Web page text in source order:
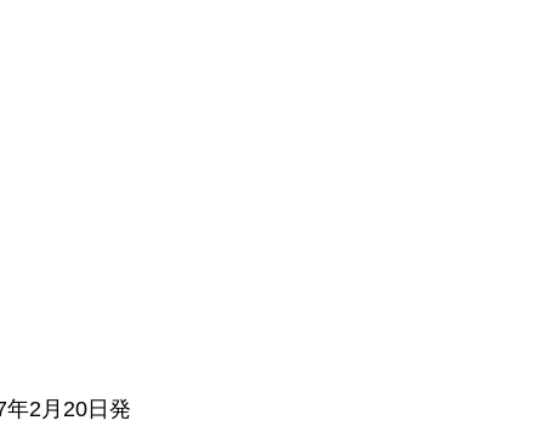
2月20日発